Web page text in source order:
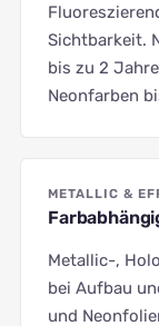
Sichtbarkeit.
bis zu 2
Neonfarben
METALLIC &
Metallic-,
bei Aufbau
und